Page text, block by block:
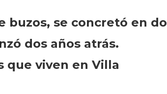
buzos, se concretó en
dos años atrás.
que viven en Villa